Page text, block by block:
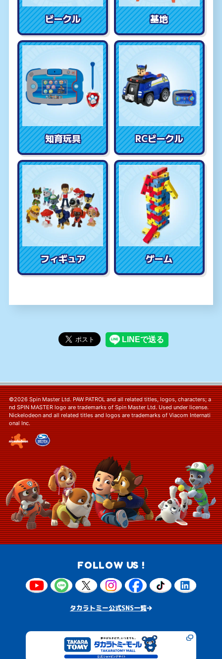
ビークル 基地
知育玩具 RCビークル
フィギュア ゲーム
©2026 Spin Master Ltd. PAW PATROL and all related titles, logos, characters; a
nd SPIN MASTER logo are trademarks of Spin Master Ltd. Used under license.
Nickelodeon and all related titles and logos are trademarks of Viacom Internati
onal Inc.
FOLLOW US !
タカラトミー公式SNS一覧